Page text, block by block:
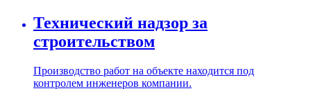
Технический надзор за
строительством
Производство работ на объекте находится под
контролем инженеров компании.